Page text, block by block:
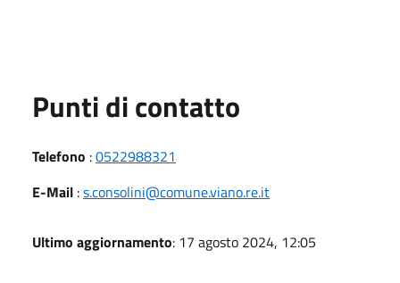
Punti di contatto
Telefono :0522988321
E-Mail :s.consolini@comune.viano.re.it
Ultimo aggiornamento: 17 agosto 2024, 12:05